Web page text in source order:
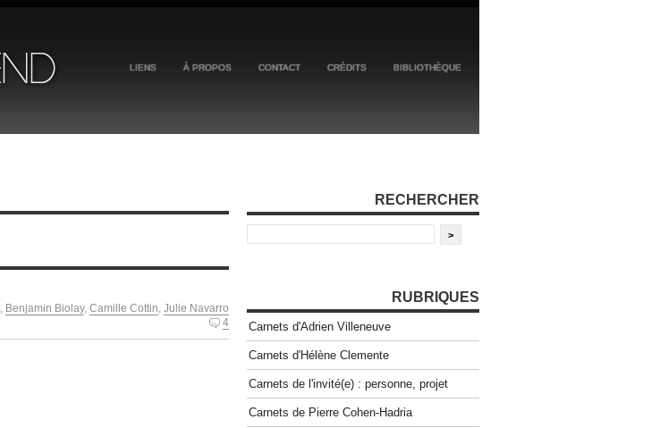
LIENS À PROPOS CONTACT CRÉDITS BIBLIOTHÈQUE
, Benjamin Biolay, Camille Cottin, Julie Navarro
4
RECHERCHER
RUBRIQUES
Carnets d'Adrien Villeneuve
Carnets d'Hélène Clemente
Carnets de l'invité(e) : personne, projet
Carnets de Pierre Cohen-Hadria